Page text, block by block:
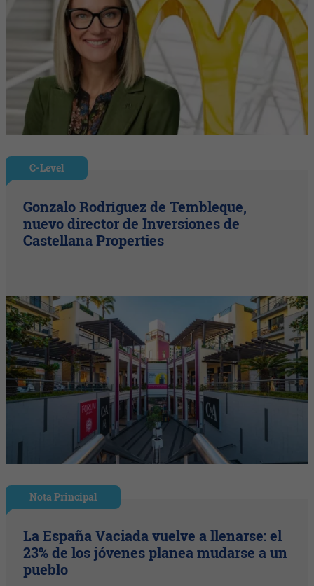
C-Level
Gonzalo Rodríguez de Tembleque,
nuevo director de Inversiones de
Castellana Properties
Nota Principal
La España Vaciada vuelve a llenarse: el
23% de los jóvenes planea mudarse a un
pueblo